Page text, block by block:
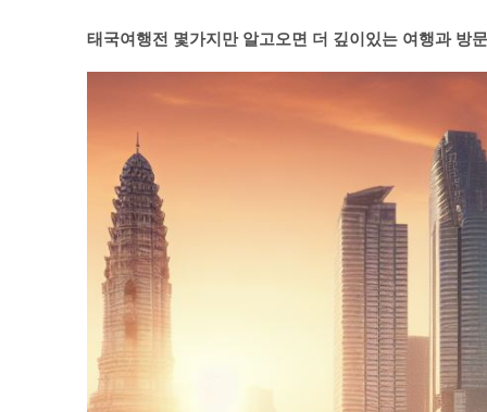
태국여행전 몇가지만 알고오면 더 깊이있는 여행과 방